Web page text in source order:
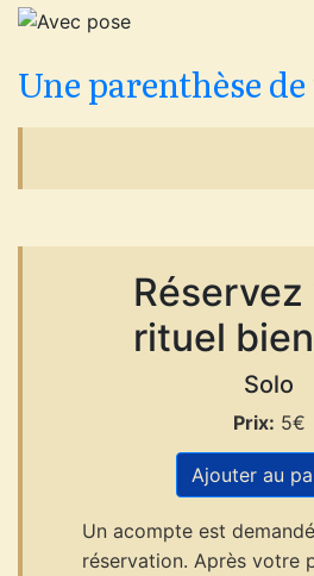
Une parenthèse
rituel
Solo
Prix: 5€
Ajouter au
Un acompte est
réservation. Après votre